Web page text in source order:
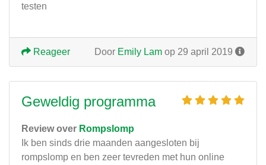
testen
Door Emily Lam op 29 april 2019
Reageer
Geweldig programma
Review over Rompslomp
Ik ben sinds drie maanden aangesloten bij
rompslomp en ben zeer tevreden met hun online